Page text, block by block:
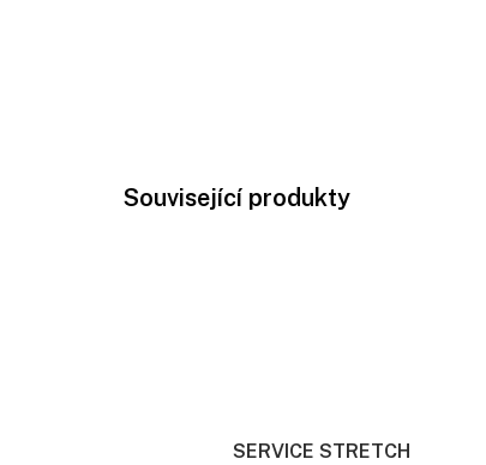
Související produkty
SERVICE STRETCH